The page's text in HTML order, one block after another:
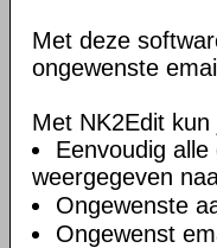
Met deze
ongewenste
Met NK2Edit kun
Eenvoudig
weergegeven
Ongewenste
Ongewenst